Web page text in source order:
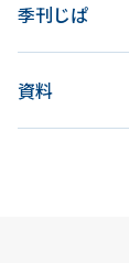
季刊じぱ
資料